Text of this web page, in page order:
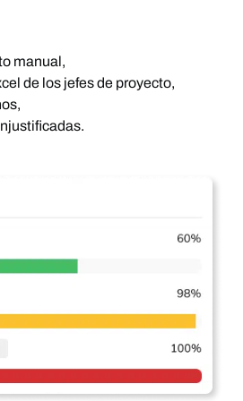
manual,
de los jefes de proyecto,